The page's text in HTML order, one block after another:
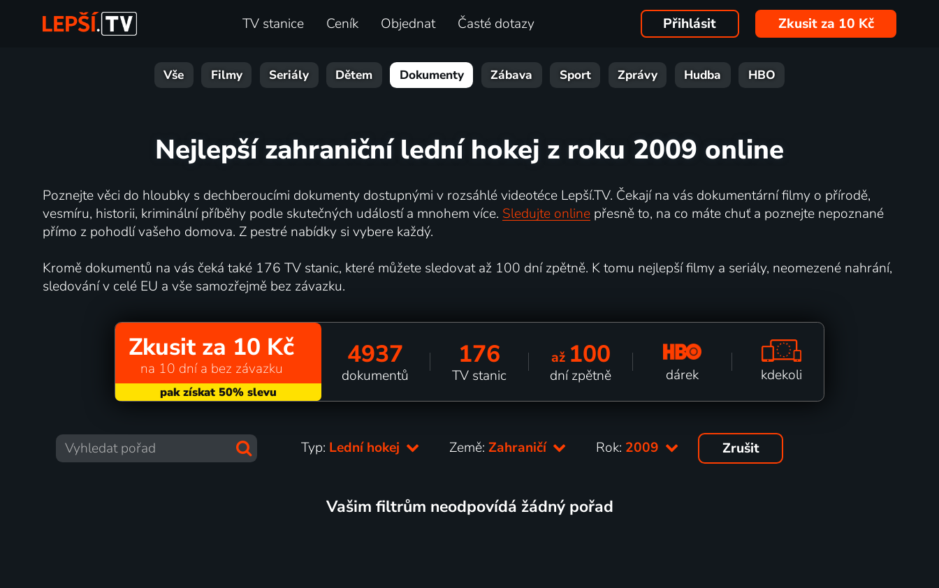
TV stanice Ceník Objednat Časté dotazy Přihlásit Zkusit za 10 Kč
Vše Filmy Seriály Dětem Dokumenty Zábava Sport Zprávy Hudba HBO
Nejlepší zahraniční lední hokej z roku 2009 online
Poznejte věci do hloubky s dechberoucími dokumenty dostupnými v rozsáhlé videotéce Lepší.TV. Čekají na vás dokumentární filmy o přírodě,
vesmíru, historii, kriminální příběhy podle skutečných událostí a mnohem více. Sledujte onlinepřesně to, na co máte chuť a poznejte nepoznané
přímo z pohodlí vašeho domova. Z pestré nabídky si vybere každý.
Kromě dokumentů na vás čeká také 176 TV stanic, které můžete sledovat až 100 dní zpětně. K tomu nejlepší filmy a seriály, neomezené nahrání,
sledování v celé EU a vše samozřejmě bez závazku.
Zkusit za 10 Kč
na 10 dní a bez závazku 4937
dokumentů
176
TV stanic
až 100
dní zpětně dárek kdekoli
Typ: Lední hokej Země: Zahraničí Rok: 2009 Zrušit
Vašim filtrům neodpovídá žádný pořad